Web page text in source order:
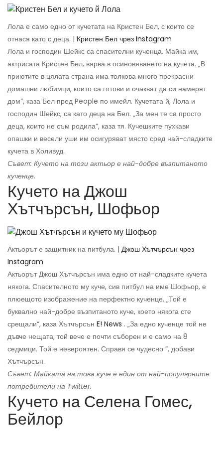
Лола е само едно от кучетата на Кристен Бел, с които се
отнася като с деца. | Кристен Бел чрез Instagram
Лола и господин Шейкс са спасителни кученца. Майка им,
актрисата Кристен Бел, вярва в осиновяването на кучета. „В
приютите в цялата страна има толкова много прекрасни
домашни любимци, които са готови и очакват да си намерят
дом“, каза Бел пред People по имейл. Кучетата й, Лола и
господин Шейкс, са като деца на Бел. „За мен те са просто
деца, които не съм родила“, каза тя. Кучешките пухкави
опашки и весели уши им осигуряват място сред най-сладките
кучета в Холивуд.
Съвет: Кучето на този актьор е най-добре възпитаното
кученце.
Кучето на Джош
Хътчърсън, Шофьор
Актьорът е защитник на питбула. | Джош Хътчърсън чрез
Instagram
Актьорът Джош Хътчърсън има едно от най-сладките кучета
някога. Спасителното му куче, сив питбул на име Шофьор, е
плюещото изображение на перфектно кученце. „Той е
буквално най-добре възпитаното куче, което някога сте
срещали“, каза Хътчърсън E! News . „За едно кученце той не
дъвче нещата, той вече е почти съборен и е само на 8
седмици. Той е невероятен. Справя се чудесно “, добави
Хътчърсън.
Съвет: Майката на това куче е един от най-популярните
потребители на Twitter.
Кучето на Селена Гомес,
Бейлор